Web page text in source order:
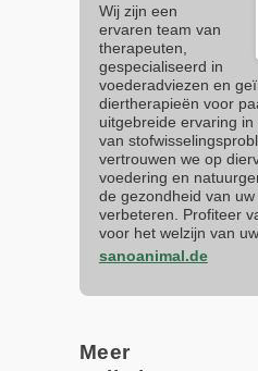
Wij zijn een
ervaren team van
therapeuten,
gespecialiseerd in
voederadviezen en
diertherapieën voor
uitgebreide ervaring
van
vertrouwen we op
voedering en
de gezondheid van
verbeteren. Profiteer
voor het welzijn van
sanoanimal.de
Meer